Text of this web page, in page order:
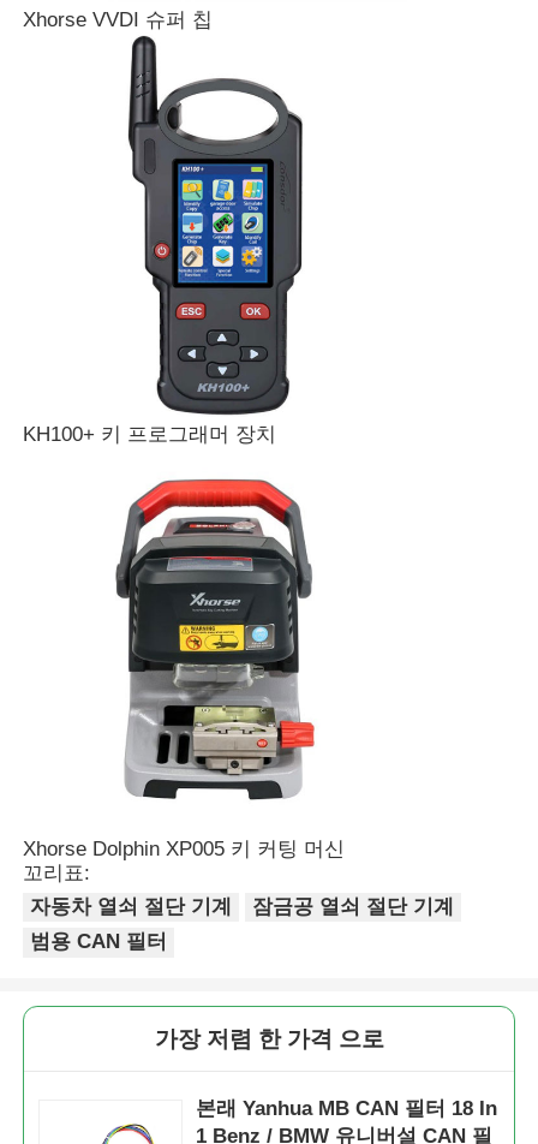
회사 소개
품질 관리
연락처
뉴스
Xhorse VVDI 슈퍼 칩
KH100+ 키 프로그래머 장치
Xhorse Dolphin XP005 키 커팅 머신
꼬리표:
자동차 열쇠 절단 기계
잠금공 열쇠 절단 기계
범용 CAN 필터
가장 저렴 한 가격 으로
본래 Yanhua MB CAN 필터 18 In
1 Benz / BMW 유니버설 CAN 필